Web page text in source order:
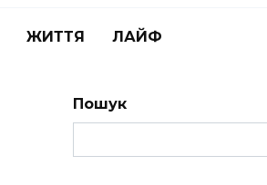
ЖИТТЯ ЛАЙФ
Пошук